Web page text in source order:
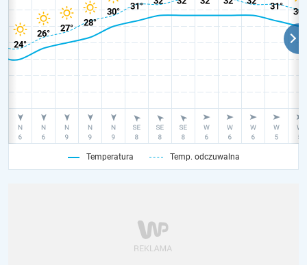
Temperatura Temp. odczuwalna